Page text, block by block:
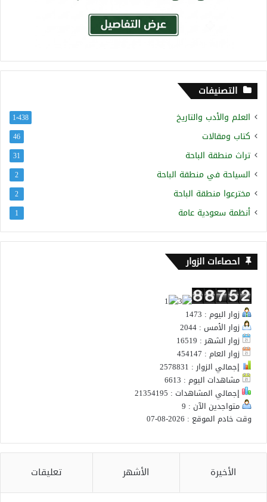
التصنيفات
العلم والأدب والتاريخ 1٬438
كتاب ومقالات 46
تراث منطقة الباحة 31
السياحة في منطقة الباحة 2
مخترعوا منطقة الباحة 2
أنظمة سعودية عامة 1
احصاءات الزوار
زوار اليوم : 1473
زوار الأمس : 2044
زوار الشهر : 16519
زوار العام : 454147
إجمالي الزوار : 2578831
مشاهدات اليوم : 6613
إجمالي المشاهدات : 21354195
متواجدين الآن : 9
وقت خادم الموقع : 2026-08-07
الأخيرة الأشهر تعليقات